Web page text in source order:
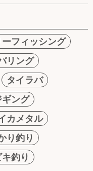
ーフィッシング
リング
タイラバ
ギング
カメタル
り釣り
釣り